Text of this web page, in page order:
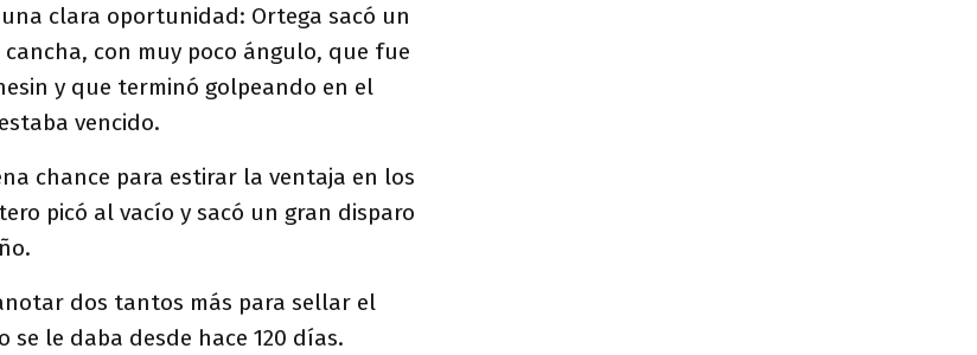
clara oportunidad: Ortega sacó un
con muy poco ángulo, que fue
y que terminó golpeando en el
vencido.
chance para estirar la ventaja en los
picó al vacío y sacó un gran disparo
dos tantos más para sellar el
le daba desde hace 120 días.